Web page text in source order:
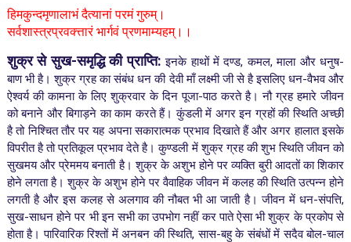
हिमकुन्दमृणालाभं दैत्यानां परमं गुरुम्।
सर्वशास्त्रप्रवक्त्तारं भार्गवं प्रणमाम्यहम्।।
शुक्र से सुख-समृद्धि की प्राप्ति: इनके हाथों में दण्ड, कमल, माला और धनुष-
बाण भी है। शुक्र ग्रह का संबंध धन की देवी माँ लक्ष्मी जी से है इसलिए धन-वैभव और
ऐश्वर्य की कामना के लिए शुक्रवार के दिन पूजा-पाठ करते है। नौ ग्रह हमारे जीवन
को बनाने और बिगाड़ने का काम करते हैं। कुंडली में अगर इन ग्रहों की स्थिति अच्छी
है तो निश्चित तौर पर यह अपना सकारात्मक प्रभाव दिखाते हैं और अगर हालात इसके
विपरीत है तो प्रतिकूल प्रभाव देते है। कुण्डली में शुक्र ग्रह की शुभ स्थिति जीवन को
सुखमय और प्रेममय बनाती है। शुक्र के अशुभ होने पर व्यक्ति बुरी आदतों का शिकार
होने लगता है। शुक्र के अशुभ होने पर वैवाहिक जीवन में कलह की स्थिति उत्पन्न होने
लगती है और इस कलह से अलगाव की नौबत भी आ जाती है।जीवन में धन-संपत्ति,
सुख-साधन होने पर भी इन सभी का उपभोग नहीं कर पाते ऐसा भी शुक्र के प्रकोप से
होता है। पारिवारिक रिश्तों में अनबन की स्थिति, सास-बहु के संबंधों में सदैव बोल-चाल